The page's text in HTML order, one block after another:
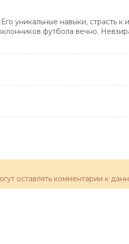
уникальные навыки, страсть
футбола вечно.
оставлять комментарии к